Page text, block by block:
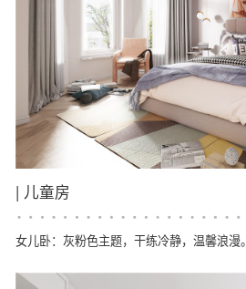
| 儿童房
女儿卧：灰粉色主题，干练冷静，温馨浪漫。